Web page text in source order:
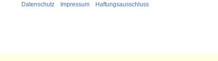
Datenschutz Impressum Haftungsausschluss